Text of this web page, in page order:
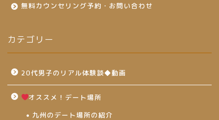
無料カウンセリング予約・お問い合わせ
カテゴリー
20代男子のリアル体験談◆動画
オススメ！デート場所
九州のデート場所の紹介